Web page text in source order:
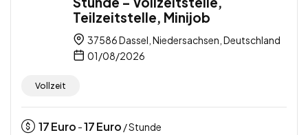
Teilzeitstelle, Minijob
37586 Dassel, Niedersachsen, Deutschland
01/08/2026
Vollzeit
17Euro -17Euro / Stunde